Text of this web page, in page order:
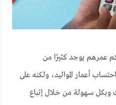
ظل الحديث عن مواليد 2002 كم عمرهم يوجد كثيرًا من
أعمار المواليد، ولكنه على
سهولة من خلال إتباع